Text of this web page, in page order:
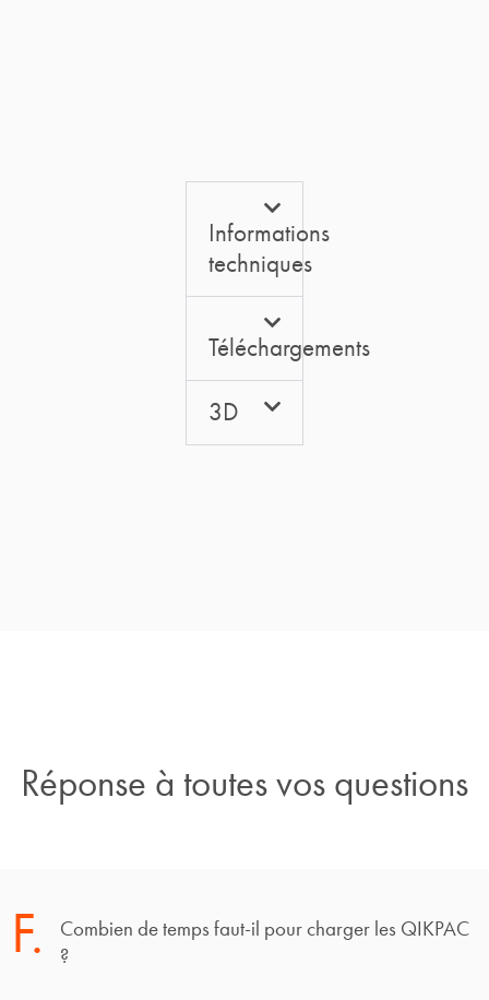
Informations
techniques
Téléchargements
3D
Réponse à toutes vos questions
F.
Combien de temps faut-il pour charger les QIKPAC
?